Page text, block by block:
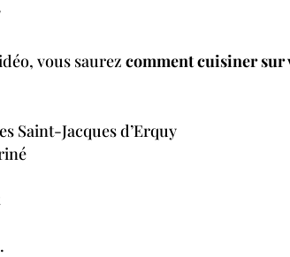
vous saurez comment cuisiner sur
Saint-Jacques d’Erquy